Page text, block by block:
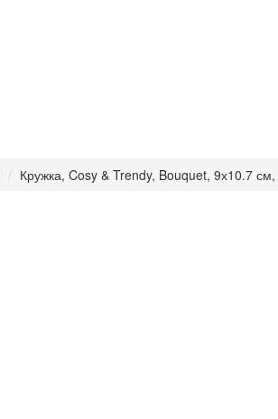
Кружка, Cosy & Trendy, Bouquet, 9х10.7